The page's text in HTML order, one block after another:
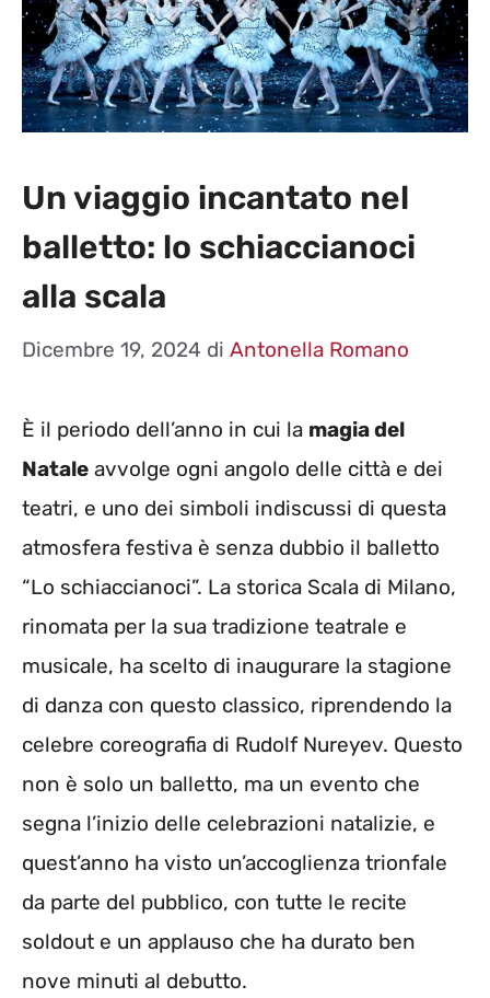
Un viaggio incantato nel
balletto: lo schiaccianoci
alla scala
Dicembre 19, 2024 di Antonella Romano
È il periodo dell’anno in cui la magia del
Natale avvolge ogni angolo delle città e dei
teatri, e uno dei simboli indiscussi di questa
atmosfera festiva è senza dubbio il balletto
“Lo schiaccianoci”. La storica Scala di Milano,
rinomata per la sua tradizione teatrale e
musicale, ha scelto di inaugurare la stagione
di danza con questo classico, riprendendo la
celebre coreografia di Rudolf Nureyev. Questo
non è solo un balletto, ma un evento che
segna l’inizio delle celebrazioni natalizie, e
quest’anno ha visto un’accoglienza trionfale
da parte del pubblico, con tutte le recite
soldout e un applauso che ha durato ben
nove minuti al debutto.